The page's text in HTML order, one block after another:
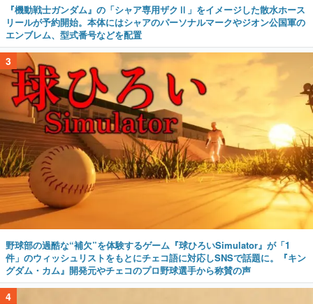
『機動戦士ガンダム』の「シャア専用ザクⅡ」をイメージした散水ホース
リールが予約開始。本体にはシャアのパーソナルマークやジオン公国軍の
エンブレム、型式番号などを配置
3
野球部の過酷な“補欠”を体験するゲーム『球ひろいSimulator』が「1
件」のウィッシュリストをもとにチェコ語に対応しSNSで話題に。『キン
グダム・カム』開発元やチェコのプロ野球選手から称賛の声
4